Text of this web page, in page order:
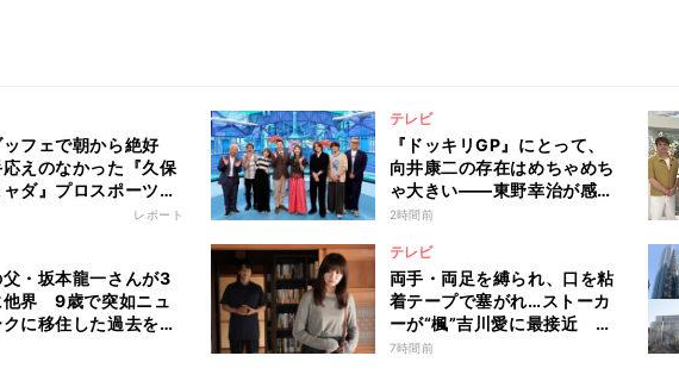
フェで朝から絶好
えのなかった『久保
ダ』プロスポーツの
地に納得の宮崎旅レポート
テレビ
『ドッキリGP』にとって、
向井康二の存在はめちゃめち
ゃ大きい――東野幸治が感謝
「これからも末永く、1回で
2時間前
・坂本龍一さんが3
他界 9歳で突如ニュ
に移住した過去を回
テレビ
両手・両足を縛られ、口を粘
着テープで塞がれ…ストーカ
ーが“楓”吉川愛に最接近
『名探偵のままでいて』第4
7時間前